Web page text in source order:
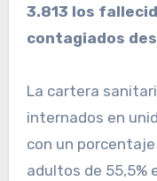
3.813 los
contagiados
La cartera
internados en
con un
adultos de 55,5%